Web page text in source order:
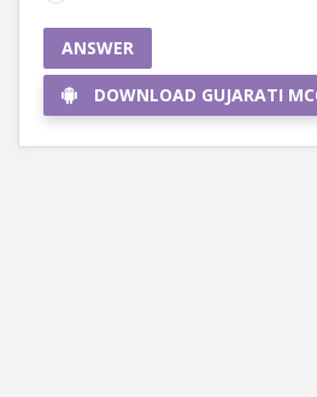
ANSWER
DOWNLOAD GUJARATI